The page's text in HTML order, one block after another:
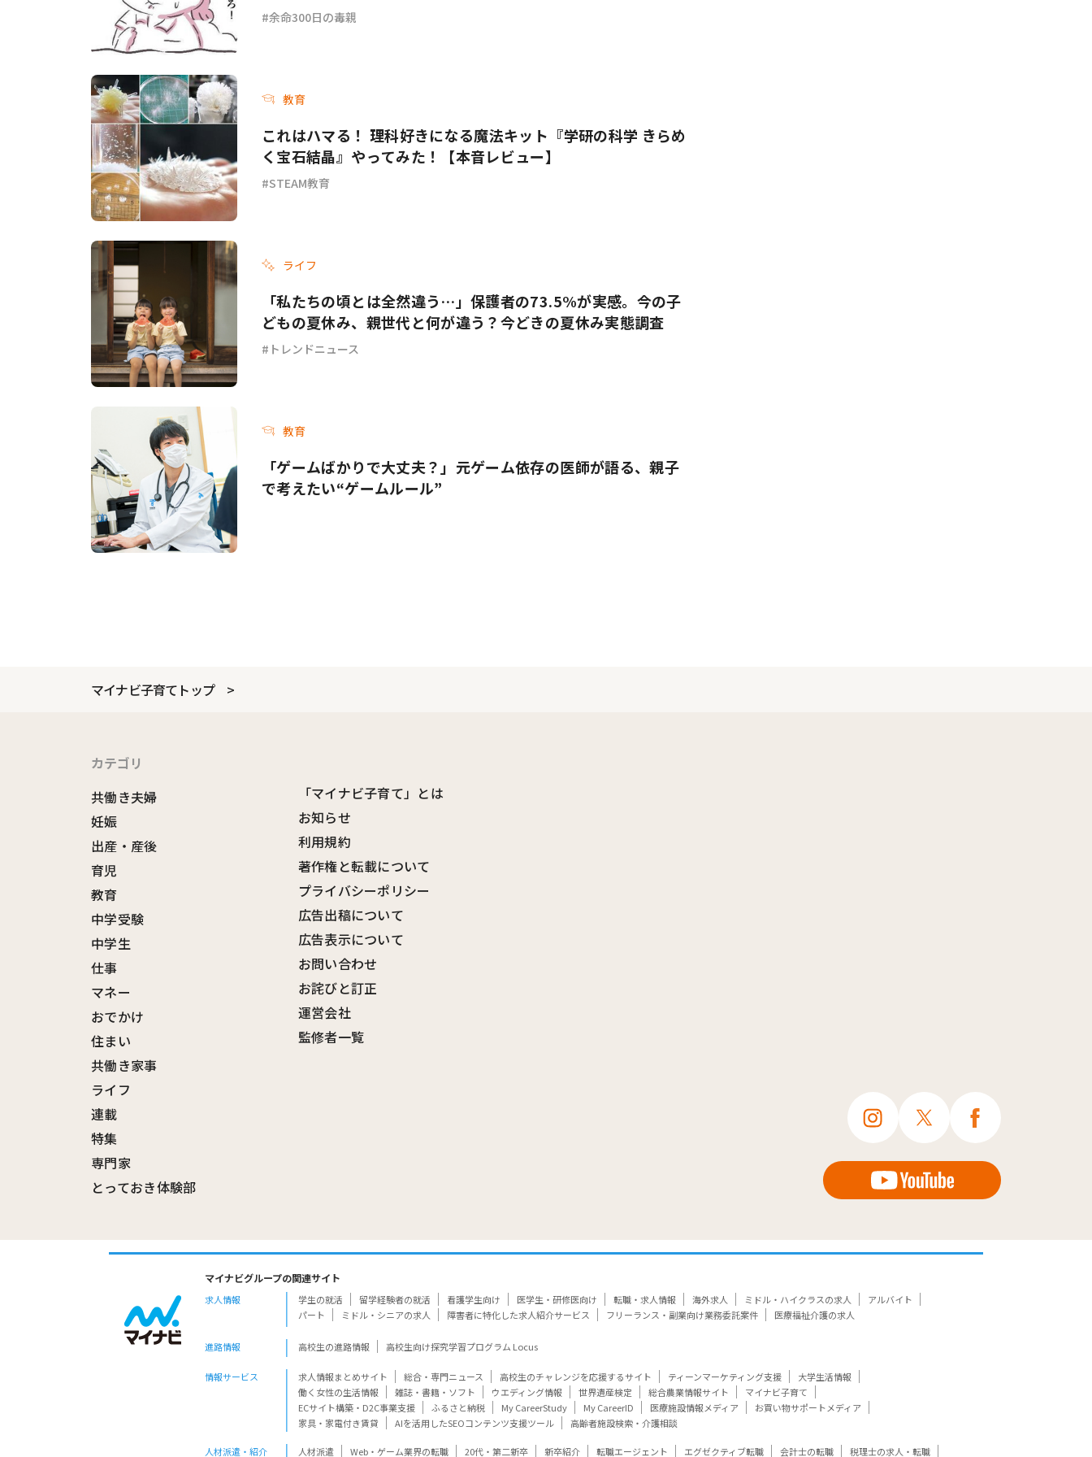
余命300日の毒親
教育
これはハマる！ 理科好きになる魔法キット『学研の科学 きらめ
く宝石結晶』やってみた！【本音レビュー】
STEAM教育
ライフ
「私たちの頃とは全然違う…」保護者の73.5%が実感。今の子
どもの夏休み、親世代と何が違う？今どきの夏休み実態調査
トレンドニュース
教育
「ゲームばかりで大丈夫？」元ゲーム依存の医師が語る、親子
で考えたい“ゲームルール”
マイナビ子育てトップ
カテゴリ
共働き夫婦
妊娠
出産・産後
育児
教育
中学受験
中学生
仕事
マネー
おでかけ
住まい
共働き家事
ライフ
連載
特集
専門家
とっておき体験部
「マイナビ子育て」とは
お知らせ
利用規約
著作権と転載について
プライバシーポリシー
広告出稿について
広告表示について
お問い合わせ
お詫びと訂正
運営会社
監修者一覧
マイナビグループの関連サイト
求人情報 学生の就活 留学経験者の就活 看護学生向け 医学生・研修医向け 転職・求人情報 海外求人 ミドル・ハイクラスの求人
アルバイト
パート
ミドル・シニアの求人 障害者に特化した求人紹介サービス フリーランス・副業向け業務委託案件 医療福祉介護の求人
進路情報 高校生の進路情報 高校生向け探究学習プログラム Locus
情報サービス 求人情報まとめサイト 総合・専門ニュース 高校生のチャレンジを応援するサイト ティーンマーケティング支援
大学生活情報
働く女性の生活情報
雑誌・書籍・ソフト ウエディング情報 世界遺産検定 総合農業情報サイト
マイナビ子育て
ECサイト構築・D2C事業支援
ふるさと納税 My CareerStudy My CareerID 医療施設情報メディア
お買い物サポートメディア
家具・家電付き賃貸
AIを活用したSEOコンテンツ支援ツール 高齢者施設検索・介護相談
人材派遣・紹介 人材派遣 Web・ゲーム業界の転職 20代・第二新卒 新卒紹介 転職エージェント エグゼクティブ転職 会計士の転職 税理士の求人・転職